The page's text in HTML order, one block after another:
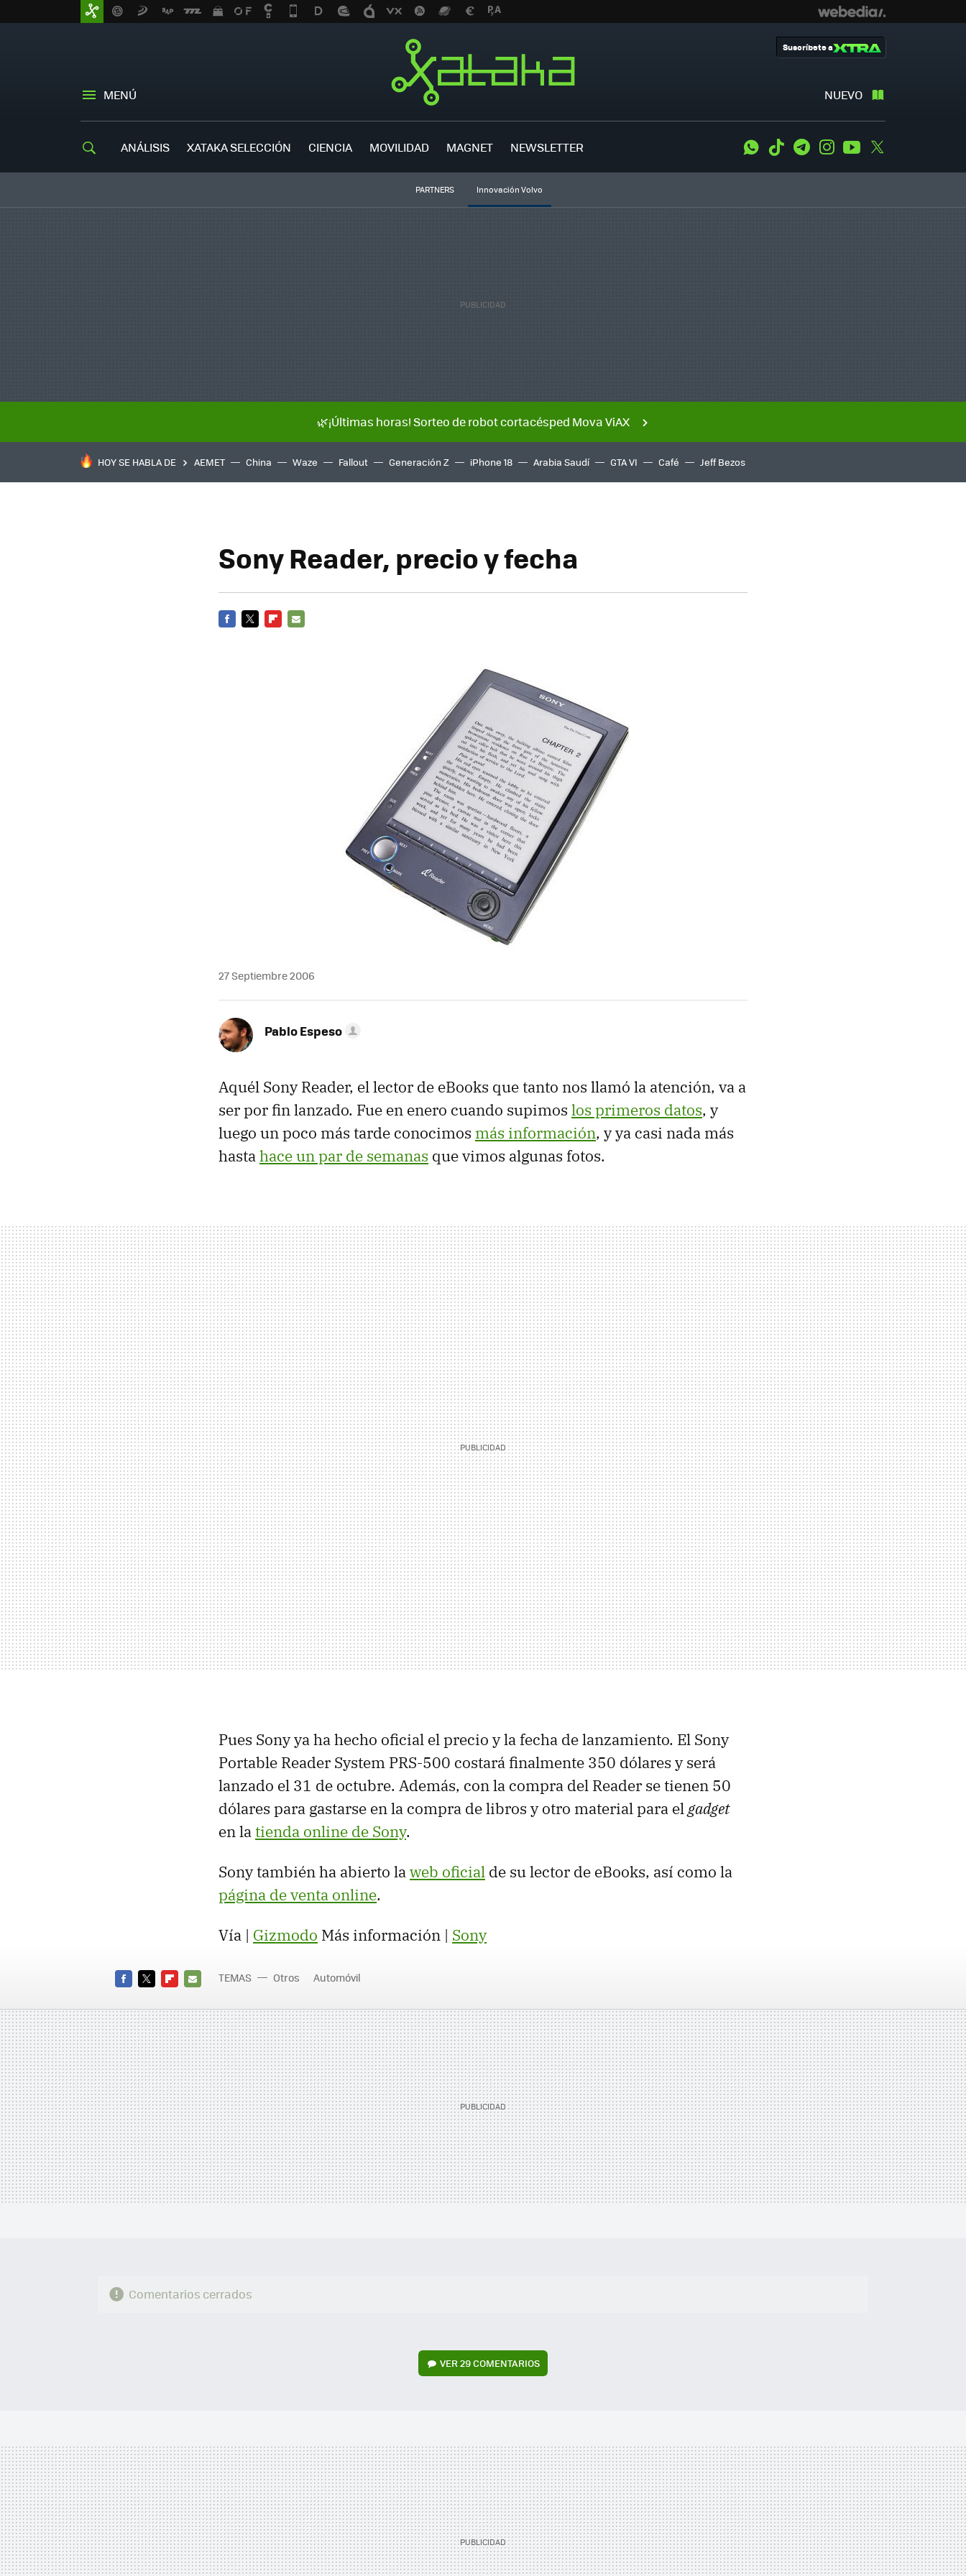
MENÚ NUEVO
Suscríbete a
ANÁLISIS XATAKA SELECCIÓN CIENCIA MOVILIDAD MAGNET NEWSLETTER WhatsApp
Tiktok TelegramInstagramYoutube
PARTNERS Innovación Volvo
🌿¡Últimas horas! Sorteo de robot cortacésped Mova ViAX
HOY SE HABLA DE AEMET China Waze Fallout Generación Z iPhone 18 Arabia Saudí GTA VI Café Jeff Bezos
Sony Reader, precio y fecha
27 Septiembre 2006
Pablo Espeso
Aquél Sony Reader, el lector de eBooks que tanto nos llamó la atención, va a
ser por fin lanzado. Fue en enero cuando supimos los primeros datos, y
luego un poco más tarde conocimos más información, y ya casi nada más
hastahace un par de semanas que vimos algunas fotos.
Pues Sony ya ha hecho oficial el precio y la fecha de lanzamiento. El Sony
Portable Reader System PRS-500 costará finalmente 350 dólares y será
lanzado el 31 de octubre. Además, con la compra del Reader se tienen 50
dólares para gastarse en la compra de libros y otro material para elgadget
en latienda online de Sony.
Sony también ha abierto laweb oficial de su lector de eBooks, así como la
página de venta online.
Vía | Gizmodo Más información | Sony
MAIL
TEMAS Otros Automóvil
Comentarios cerrados
VER29 COMENTARIOS